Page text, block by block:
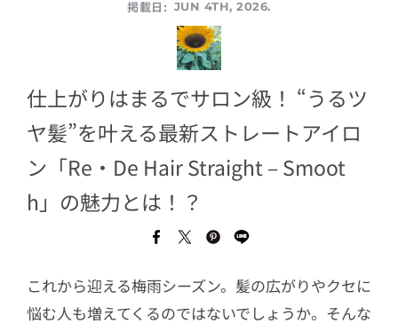
掲載日: JUN 4TH, 2026.
仕上がりはまるでサロン級！ “うるツ
ヤ髪”を叶える最新ストレートアイロ
ン「Re・De Hair Straight – Smoot
h」の魅力とは！？
これから迎える梅雨シーズン。髪の広がりやクセに
悩む人も増えてくるのではないでしょうか。そんな